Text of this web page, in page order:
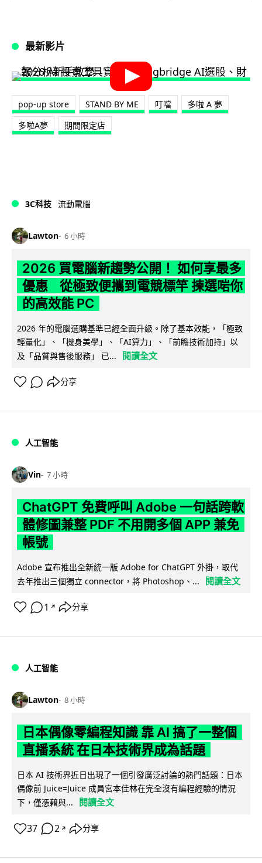
最新影片
pop-up store STAND BY ME 叮噹
多啦 A 夢
多啦A夢
期間限定店
3C科技 流動電腦
Lawton 6 小時
2026 買電腦新趨勢公開！ 如何享最多
優惠 從極致便攜到電競標竿 揀選啱你
的高效能 PC
2026 年的電腦選購基準已經全面升級。除了基本效能，「極致
輕量化」、「機身美學」、「AI算力」、「前瞻技術加持」以
及「品質與售後服務」 已...
閱讀全文
分享
人工智能
Vin 7 小時
ChatGPT 免費呼叫 Adobe 一句話跨軟
體修圖兼整 PDF 不用開多個 APP 兼免
帳號
Adobe 宣布推出全新統一版 Adobe for ChatGPT 外掛，取代
去年推出三個獨立 connector，將 Photoshop、...
閱讀全文
1 ↗ 分享
人工智能
Lawton 8 小時
日本偶像零編程知識 靠 AI 搞了一整個
直播系統 在日本技術界成為話題
日本 AI 技術界近日出現了一個引發廣泛討論的熱門話題：日本
偶像前 Juice=Juice 成員宮本佳林在完全沒有編程經驗的情況
下，僅憑藉與...
閱讀全文
37 2 ↗ 分享